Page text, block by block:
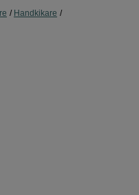
Handkikare